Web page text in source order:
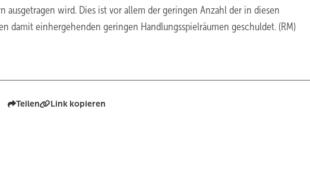
wird. Dies ist vor allem der geringen Anzahl der in diesen
damit einhergehenden geringen Handlungsspielräumen geschuldet. (RM)
Teilen Link kopieren